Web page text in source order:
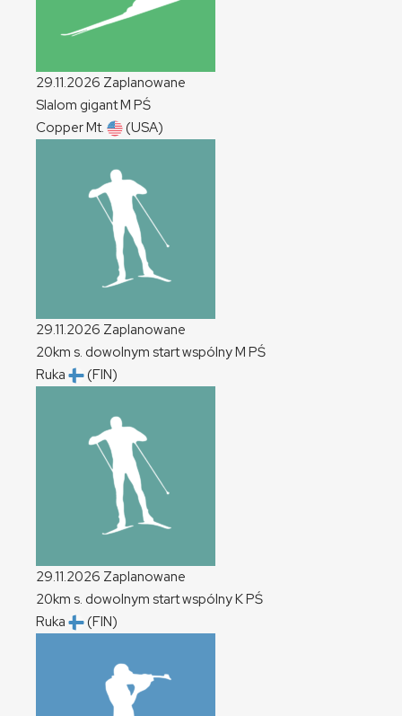
29.11.2026 Zaplanowane
Slalom gigantM PŚ
Copper Mt.
(USA)
29.11.2026 Zaplanowane
20km s. dowolnym start wspólnyM PŚ
Ruka
(FIN)
29.11.2026 Zaplanowane
20km s. dowolnym start wspólnyKPŚ
Ruka
(FIN)